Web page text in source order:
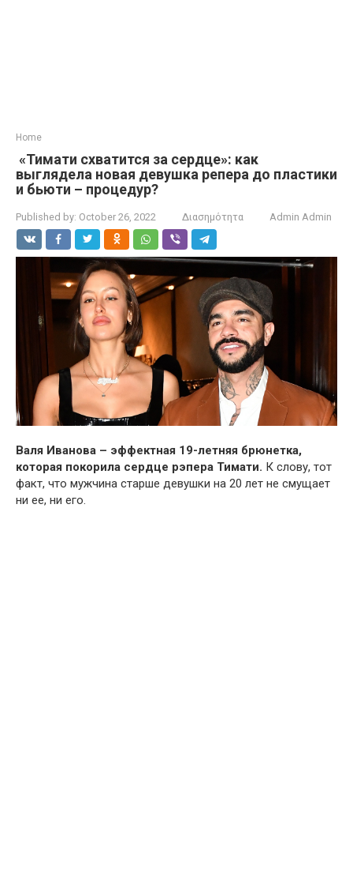
Home
«Тимати схватится за сердце»: как
выглядела новая девушка репера до пластики
и бьюти – процедур?
Published by: October 26, 2022 Διασημότητα Admin Admin
Валя Иванова – эффектная 19-летняя брюнетка,
которая покорила сердце рэпера Тимати. К слову, тот
факт, что мужчина старше девушки на 20 лет не смущает
ни ее, ни его.